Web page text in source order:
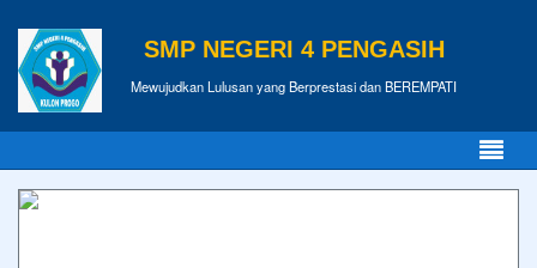
SMP NEGERI 4 PENGASIH
Mewujudkan Lulusan yang Berprestasi dan BEREMPATI